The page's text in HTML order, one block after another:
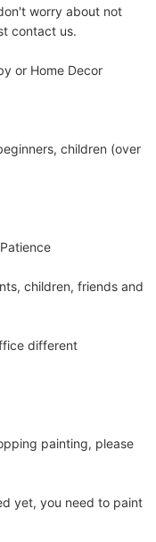
worry about not
contact us.
or Home Decor
children (over
children, friends and
different
painting, please
yet, you need to paint